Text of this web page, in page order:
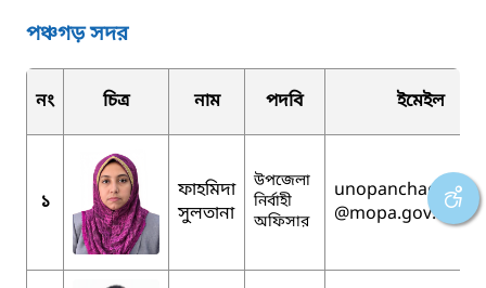
পঞ্চগড় সদর
নং চিত্র নাম পদবি ইমেইল
১
ফাহমিদা
সুলতানা
উপজেলা
নির্বাহী
অফিসার
unopanchagarh
@mopa.gov.bd